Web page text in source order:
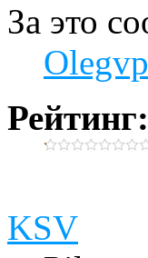
За это
Olegvp
Рейтинг:
KSV